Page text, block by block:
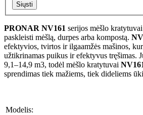
Siųsti
PRONAR NV161 serijos mėšlo
paskleisti mėšlą, durpes arba kompostą. NV
efektyvios, tvirtos ir ilgaamžės mašinos,
užtikrinamas puikus ir efektyvus tręšimas.
9,1–14,9 m3, todėl mėšlo kratytuvai
sprendimas tiek mažiems, tiek dideliems
Modelis: